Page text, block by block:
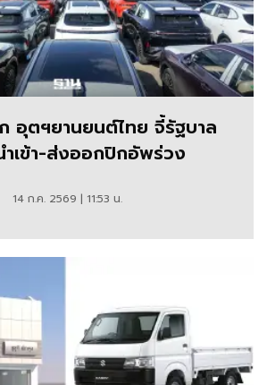
อุตฯยานยนต์ไทย จี้รัฐบาล
เข้า-ส่งออกปิกอัพร่วง
14 ก.ค. 2569 | 11:53 น.